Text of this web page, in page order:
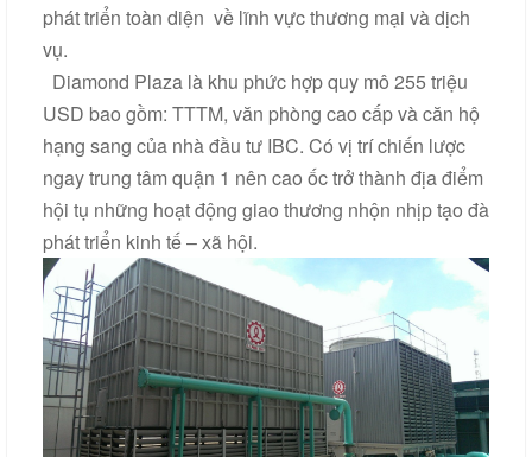
phát triển toàn diện về lĩnh vực thương mại và dịch
vụ.
Diamond Plaza là khu phức hợp quy mô 255 triệu
USD bao gồm: TTTM, văn phòng cao cấp và căn hộ
hạng sang của nhà đầu tư IBC. Có vị trí chiến lược
ngay trung tâm quận 1 nên cao ốc trở thành địa điểm
hội tụ những hoạt động giao thương nhộn nhịp tạo đà
phát triển kinh tế – xã hội.